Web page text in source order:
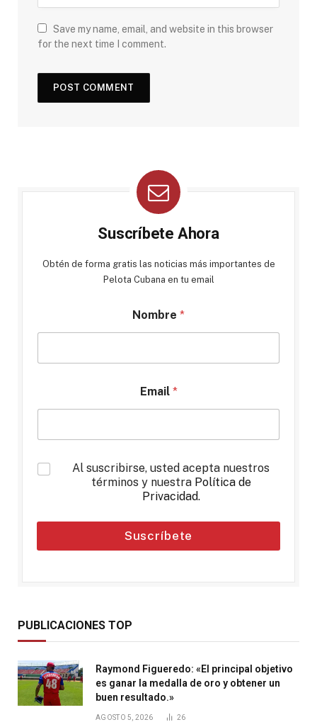
Save my name, email, and website in this browser
for the next time I comment.
Suscríbete Ahora
Obtén de forma gratis las noticias más importantes de
Pelota Cubana en tu email
Nombre *
Email *
*
Al suscribirse, usted acepta nuestros
términos y nuestra Política de
Privacidad.
Suscríbete
PUBLICACIONES TOP
Raymond Figueredo: «El principal objetivo
es ganar la medalla de oro y obtener un
buen resultado.»
AGOSTO 5, 2026 26